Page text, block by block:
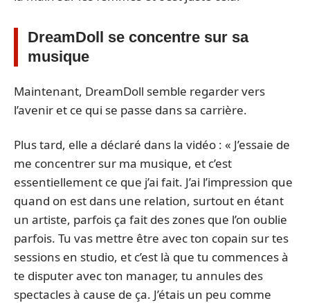
DreamDoll se concentre sur sa
musique
Maintenant, DreamDoll semble regarder vers
l’avenir et ce qui se passe dans sa carrière.
Plus tard, elle a déclaré dans la vidéo : « J’essaie de
me concentrer sur ma musique, et c’est
essentiellement ce que j’ai fait. J’ai l’impression que
quand on est dans une relation, surtout en étant
un artiste, parfois ça fait des zones que l’on oublie
parfois. Tu vas mettre être avec ton copain sur tes
sessions en studio, et c’est là que tu commences à
te disputer avec ton manager, tu annules des
spectacles à cause de ça. J’étais un peu comme